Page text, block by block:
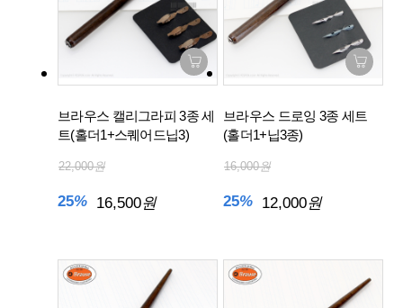
브라우스 캘리그라피 3종 세
트(홀더1+스퀘어드닙3)
22,000원
25% 16,500원
브라우스 드로잉 3종 세트
(홀더1+닙3종)
16,000원
25% 12,000원